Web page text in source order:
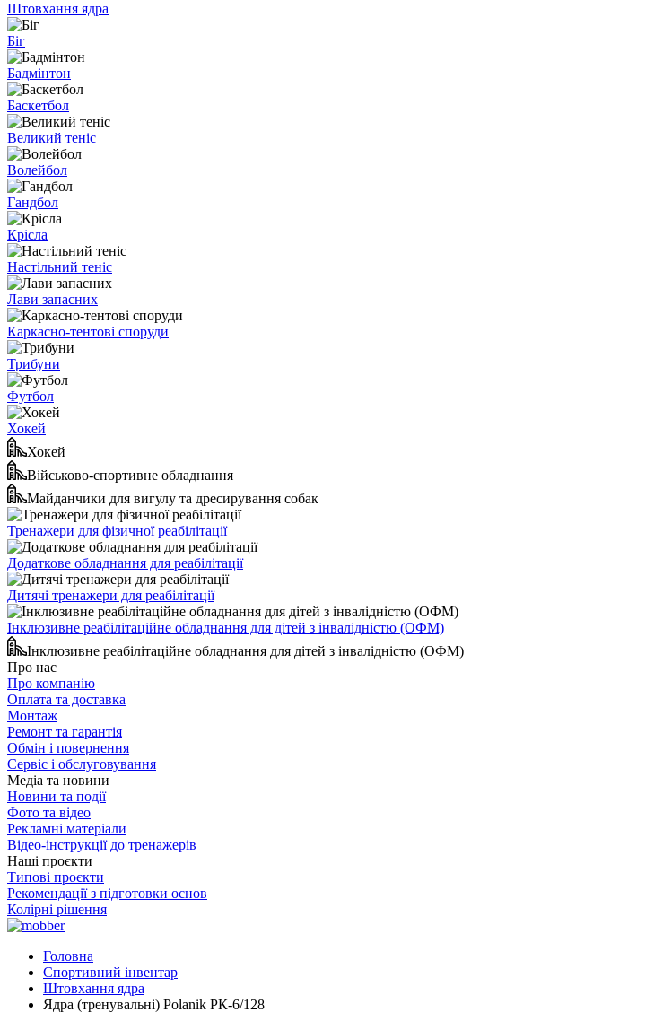
Штовхання ядра
Біг
Бадмінтон
Баскетбол
Великий теніс
Волейбол
Гандбол
Крісла
Настільний теніс
Лави запасних
Каркасно-тентові споруди
Трибуни
Футбол
Хокей
Хокей
Військово-спортивне обладнання
Майданчики для вигулу та дресирування собак
Тренажери для фізичної реабілітації
Додаткове обладнання для реабілітації
Дитячі тренажери для реабілітації
Інклюзивне реабілітаційне обладнання для дітей з інвалідністю (ОФМ)
Інклюзивне реабілітаційне обладнання для дітей з інвалідністю (ОФМ)
Про нас
Про компанію
Оплата та доставка
Монтаж
Ремонт та гарантія
Обмін і повернення
Сервіс і обслуговування
Медіа та новини
Новини та події
Фото та відео
Рекламні матеріали
Відео-інструкції до тренажерів
Наші проєкти
Типові проєкти
Рекомендації з підготовки основ
Колірні рішення
Головна
Спортивний інвентар
Штовхання ядра
Ядра (тренувальні) Polanik РК-6/128